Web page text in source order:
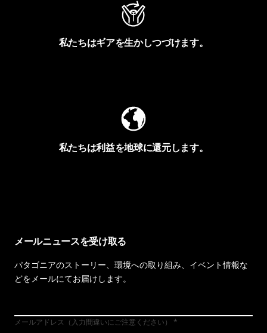
私たちはギアを生かしつづけます。
私たちは利益を地球に還元します。
メールニュースを受け取る
パタゴニアのストーリー、環境への取り組み、イベント情報な
どをメールにてお届けします。
メールアドレス（入力間違いにご注意ください）